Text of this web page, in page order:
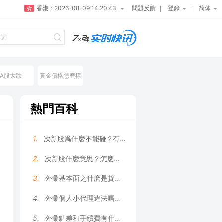
香港： 2026-08-09 14:20:44 問題反饋 登錄 简体
A股大跌 黃金價格怎麽樣
熱門百科
1. 次新股爲什麽不能碰？有哪些原因？
2. 次新股什麽意思？怎麽選擇次新股？
3. 外彙基本面之什麽是貨币供給?
4. 外彙個人小代理違法嗎？外彙代理好做嗎？
5. 外彙點差和手續費有什麽區别?